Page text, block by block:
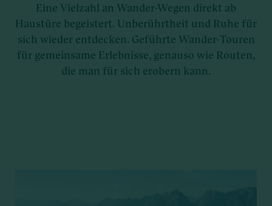
Eine Vielzahl an Wander-Wegen direkt ab
Haustüre begeistert. Unberührtheit und Ruhe für
sich wieder entdecken. Geführte Wander-Touren
für gemeinsame Erlebnisse, genauso wie Routen,
die man für sich erobern kann.